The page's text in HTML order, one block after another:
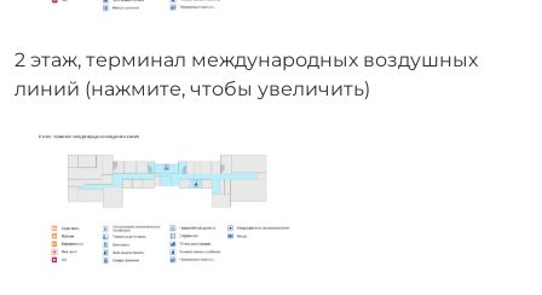
2 этаж, терминал международных воздушных
линий (нажмите, чтобы увеличить)